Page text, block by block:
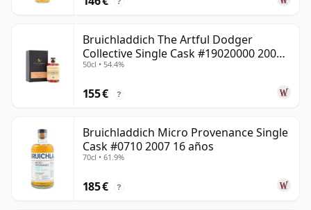
Bruichladdich The Artful Dodger
Collective Single Cask #19020000 2001
22 años
50cl • 54.4%
155 € ?
Bruichladdich Micro Provenance Single
Cask #0710 2007 16 años
70cl • 61.9%
185 € ?